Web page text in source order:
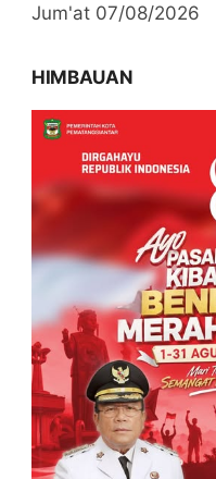
Jum'at 07/08/2026
HIMBAUAN